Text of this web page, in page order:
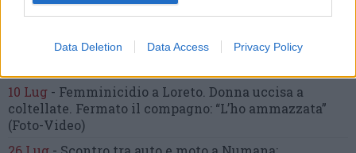
Data Deletion Data Access Privacy Policy
24 Lug-Bimbi costretti a colpirsi da soli
-Luigia Fortunato,l’ennesimo femminicidio:
10 Lug - Femminicidio a Loreto. Donna uccisa a
coltellate. Fermato il compagno: “L’ho ammazzata”
(Foto-Video)